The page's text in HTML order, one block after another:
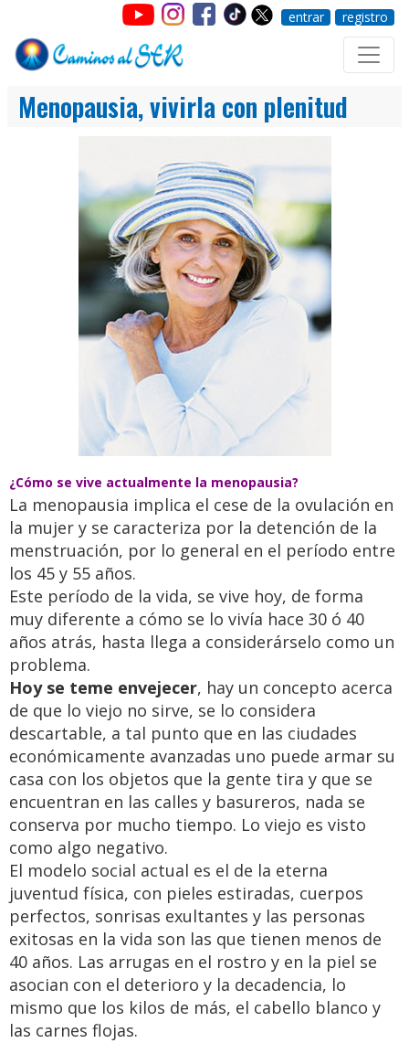
entrar registro
Menopausia, vivirla con plenitud
¿Cómo se vive actualmente la menopausia?
La menopausia implica el cese de la ovulación en
la mujer y se caracteriza por la detención de la
menstruación, por lo general en el período entre
los 45 y 55 años.
Este período de la vida, se vive hoy, de forma
muy diferente a cómo se lo vivía hace 30 ó 40
años atrás, hasta llega a considerárselo como un
problema.
Hoy se teme envejecer, hay un concepto acerca
de que lo viejo no sirve, se lo considera
descartable, a tal punto que en las ciudades
económicamente avanzadas uno puede armar su
casa con los objetos que la gente tira y que se
encuentran en las calles y basureros, nada se
conserva por mucho tiempo. Lo viejo es visto
como algo negativo.
El modelo social actual es el de la eterna
juventud física, con pieles estiradas, cuerpos
perfectos, sonrisas exultantes y las personas
exitosas en la vida son las que tienen menos de
40 años. Las arrugas en el rostro y en la piel se
asocian con el deterioro y la decadencia, lo
mismo que los kilos de más, el cabello blanco y
las carnes flojas.